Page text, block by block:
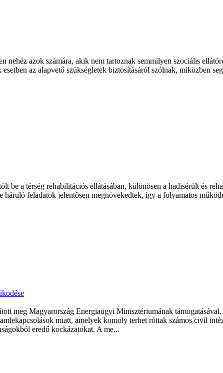
nehéz azok számára, akik nem tartoznak semmilyen szociális
az alapvető szükségletek biztosításáról szólnak, miközben
be a térség rehabilitációs ellátásában, különösen a hadisérült és
feladatok jelentősen megnövekedtek, így a folyamatos
meg Magyarország Energiaügyi Minisztériumának
miatt, amelyek komoly terhet róttak számos civil
eredő kockázatokat. A me...